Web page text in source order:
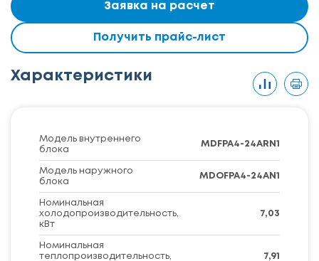
Заявка на расчет
Получить прайс-лист
Характеристики
Модель внутреннего
блока
MDFPA4-24ARN1
Модель наружного
блока
MDOFPA4-24AN1
Номинальная
холодопроизводительность,
кВт
7,03
Номинальная
теплопроизводительность,
7,91